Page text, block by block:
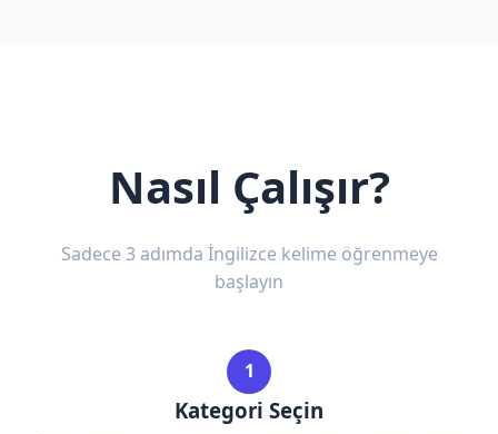
Nasıl Çalışır?
Sadece 3 adımda İngilizce kelime öğrenmeye
başlayın
1
Kategori Seçin